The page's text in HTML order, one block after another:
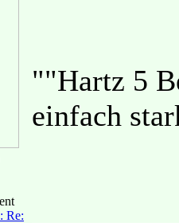
Re:
""Hartz 5
einfach